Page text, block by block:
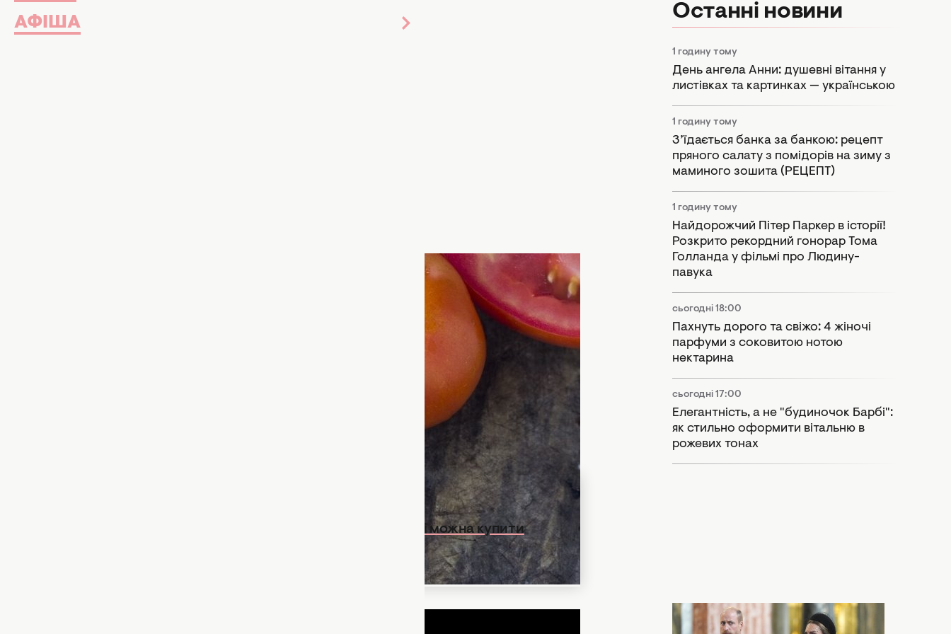
АФІША
Правильний вибір сезонних продуктів - запорука їх смаку. Ми розповідали,
не варто купувати.
Тепер
Йдеться про білі прожилки в м’якоті помідорів. Чому вони з’являються та чи
можна їсти такі плоди, розповідаємо разом із порталом
“Улюблена”.
Як виглядає найдорожча у світі піца: за ці гроші можна купити
Останні новини
1 годину тому
День ангела Анни: душевні вітання у
листівках та картинках — українською
1 годину тому
З’їдається банка за банкою: рецепт
пряного салату з помідорів на зиму з
маминого зошита (РЕЦЕПТ)
1 годину тому
Найдорожчий Пітер Паркер в історії!
Розкрито рекордний гонорар Тома
Голланда у фільмі про Людину-
павука
сьогодні 18:00
Пахнуть дорого та свіжо: 4 жіночі
парфуми з соковитою нотою
нектарина
сьогодні 17:00
Елегантність, а не "будиночок Барбі":
як стильно оформити вітальню в
рожевих тонах
сьогодні 15:55